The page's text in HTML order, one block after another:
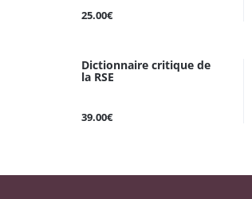
25.00€
Dictionnaire critique de
la RSE
39.00€